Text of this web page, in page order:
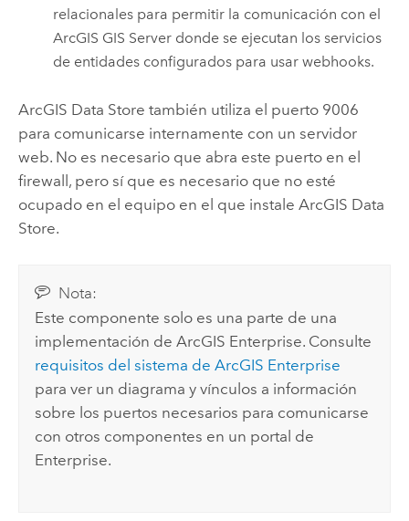
relacionales para permitir la comunicación con el
ArcGIS GIS Server donde se ejecutan los servicios
de entidades configurados para usar webhooks.
ArcGIS Data Store también utiliza el puerto 9006
para comunicarse internamente con un servidor
web. No es necesario que abra este puerto en el
firewall, pero sí que es necesario que no esté
ocupado en el equipo en el que instale ArcGIS Data
Store.
Nota:
Este componente solo es una parte de una
implementación deArcGIS Enterprise. Consulte
requisitos del sistema deArcGIS Enterprise
para ver un diagrama y vínculos a información
sobre los puertos necesarios para comunicarse
con otros componentes en un portal de
Enterprise.